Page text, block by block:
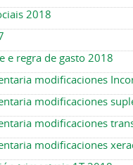
2018
e regra de gasto 2018
modificaciones
modificaciones
modificaciones
modificaciones